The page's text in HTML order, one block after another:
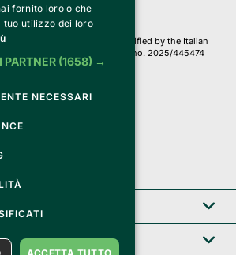
6.2 ticketing platform, certified by the Italian
delle Entrate) under protocol no. 2025/445474
by an SSL certificate
fornito loro o che
tuo utilizzo dei loro
PARTNER (1658) →
NECESSARI